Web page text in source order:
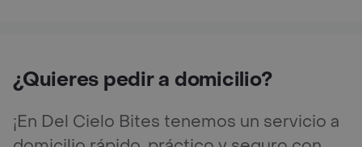
¿Quieres pedir a domicilio?
¡En Del Cielo Bites tenemos un servicio a